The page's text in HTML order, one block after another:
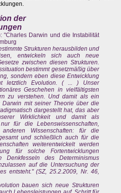
der
"Charles Darwin und die Instabilität
Strukturen herausbilden und
entwickeln sich auch neue
zwischen diesen Strukturen.
bestimmt gesetzmäßig über
sondern eben diese Entwicklung
letztlich Evolution. ( ... ) Unser
Geschehen in vielfältigsten
zu verstehen. Und damit als ein
Darwin mit seiner Theorie über die
dargestellt hat, das aber
Wirklichkeit und damit als
für die Lebenswissenschaften,
Wissenschaften: für die
und schließlich auch für die
weiterentwickelt werden
für solche Fortentwicklungen
des Determinismus
auf die Untersuchung der
entsteht." (SZ, 25.2.2009, Nr. 46,
bauen sich neue Strukturen